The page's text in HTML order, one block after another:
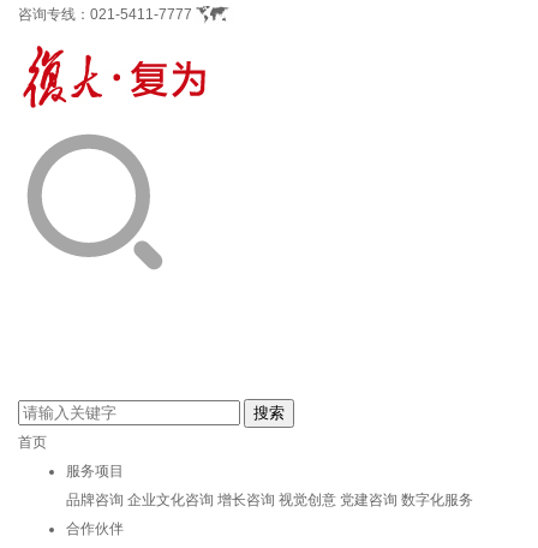
咨询专线： 021-5411-7777
首页
服务项目
品牌咨询 企业文化咨询 增长咨询 视觉创意 党建咨询 数字化服务
合作伙伴